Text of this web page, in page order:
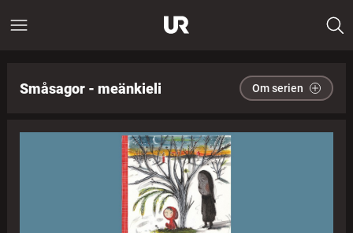
Småsagor - meänkieli Om serien